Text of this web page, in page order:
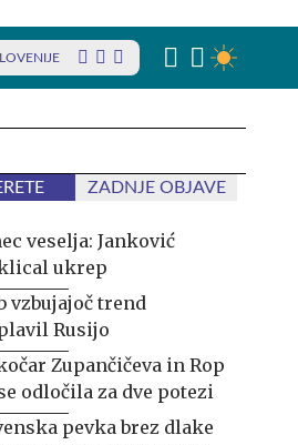
ZADNJE OBJAVE
veselja: Janković
ukrep
vzbujajoč trend
Rusijo
Zupančičeva in Rop
odločila za dve potezi
pevka brez dlake